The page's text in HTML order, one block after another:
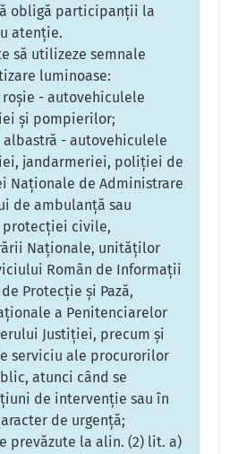
obligă participanţii la
atenţie.
să utilizeze semnale
luminoase:
- autovehiculele
şi pompierilor;
- autovehiculele
jandarmeriei, poliţiei de
Naţionale de Administrare
de ambulanţă sau
protecţiei civile,
Naţionale, unităţilor
Român de Informaţii
Protecţie şi Pază,
a Penitenciarelor
Justiţiei, precum şi
serviciu ale procurorilor
atunci când se
de intervenţie sau în
de urgenţă;
prevăzute la alin. (2) lit. a)